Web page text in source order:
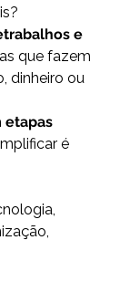
e
que fazem
dinheiro ou
etapas
é